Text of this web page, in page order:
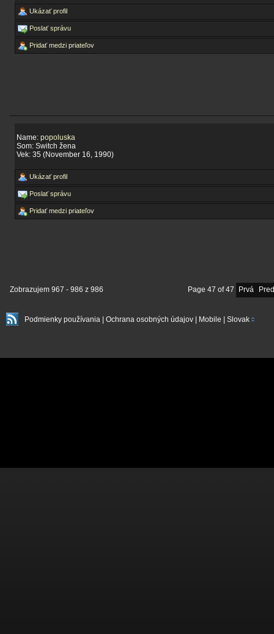
Ukázať profil
Poslať správu
Pridať medzi priateľov
Name: popoluska
Som: Switch žena
Vek: 35 (November 16, 1990)
Ukázať profil
Poslať správu
Pridať medzi priateľov
Zobrazujem 967 - 986 z 986 Page 47 of 47 Prvá
Podmienky používania Ochrana osobných údajov Mobile Slovak